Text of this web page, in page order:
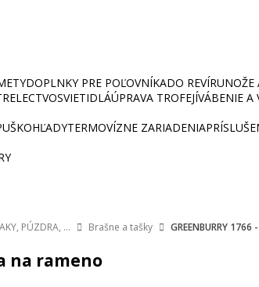
DOPLNKY PRE POĽOVNÍKADO REVÍRUNOŽE
SVIETIDLÁÚPRAVA TROFEJÍVÁBENIE A
TERMOVÍZNE ZARIADENIA
PÚZDRA, ... Brašne a tašky GREENBURRY
na rameno